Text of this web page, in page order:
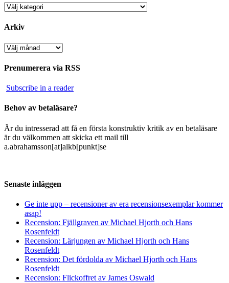
Kategorier
Arkiv
Arkiv
Prenumerera via RSS
Subscribe in a reader
Behov av betaläsare?
Är du intresserad att få en första konstruktiv kritik av en betaläsare
är du välkommen att skicka ett mail till
a.abrahamsson[at]alkb[punkt]se
Senaste inläggen
Ge inte upp – recensioner av era recensionsexemplar kommer
asap!
Recension: Fjällgraven av Michael Hjorth och Hans
Rosenfeldt
Recension: Lärjungen av Michael Hjorth och Hans
Rosenfeldt
Recension: Det fördolda av Michael Hjorth och Hans
Rosenfeldt
Recension: Flickoffret av James Oswald